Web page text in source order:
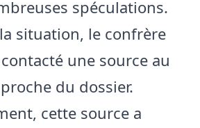
spéculations.
situation, le confrère
une source au
du dossier.
cette source a